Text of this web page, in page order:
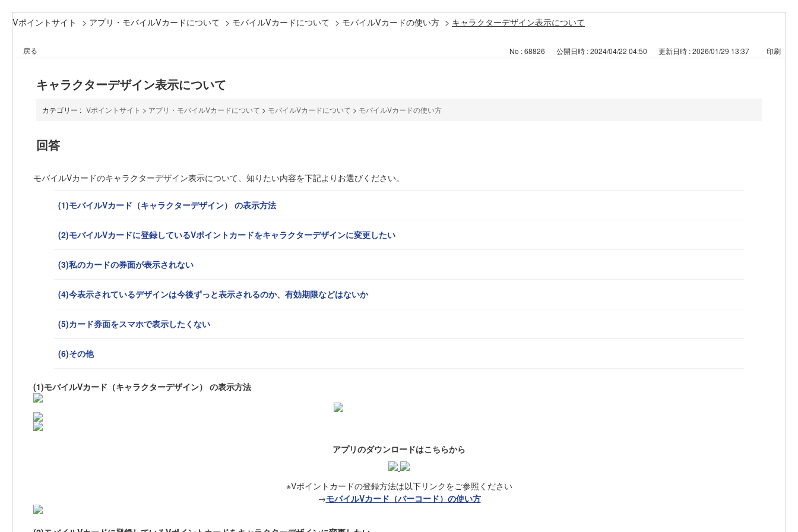
Vポイントサイト > アプリ・モバイルVカードについて > モバイルVカードについて > モバイルVカードの使い方 > キャラクターデザイン表示について
戻る No : 68826 公開日時 : 2024/04/22 04:50 更新日時 : 2026/01/29 13:37 印刷
キャラクターデザイン表示について
カテゴリー : Vポイントサイト > アプリ・モバイルVカードについて > モバイルVカードについて > モバイルVカードの使い方
回答
モバイルVカードのキャラクターデザイン表示について、知りたい内容を下記よりお選びください。
(1)モバイルVカード（キャラクターデザイン） の表示方法
(2)モバイルVカードに登録しているVポイントカードをキャラクターデザインに変更したい
(3)私のカードの券面が表示されない
(4)今表示されているデザインは今後ずっと表示されるのか、有効期限などはないか
(5)カード券面をスマホで表示したくない
(6)その他
(1)モバイルVカード（キャラクターデザイン） の表示方法
アプリのダウンロードはこちらから
※Vポイントカードの登録方法は以下リンクをご参照ください
→モバイルVカード（バーコード）の使い方